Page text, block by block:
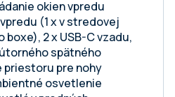
okien vpredu
(1 x v stredovej
boxe), 2 x USB-C vzadu,
spätného
priestoru pre nohy
osvetlenie